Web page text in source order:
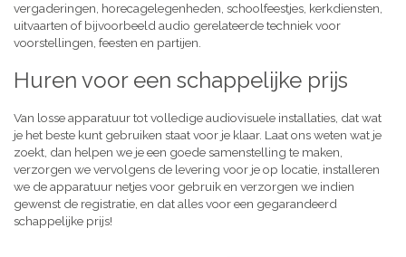
vergaderingen, horecagelegenheden, schoolfeestjes, kerkdiensten,
uitvaarten of bijvoorbeeld audio gerelateerde techniek voor
voorstellingen, feesten en partijen.
Huren voor een schappelijke prijs
Van losse apparatuur tot volledige audiovisuele installaties, dat wat
je het beste kunt gebruiken staat voor je klaar. Laat ons weten wat je
zoekt, dan helpen we je een goede samenstelling te maken,
verzorgen we vervolgens de levering voor je op locatie, installeren
we de apparatuur netjes voor gebruik en verzorgen we indien
gewenst de registratie, en dat alles voor een gegarandeerd
schappelijke prijs!